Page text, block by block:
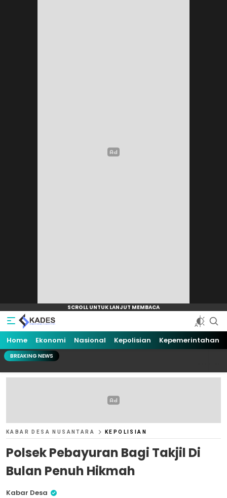
Home Ekonomi Nasional Kepolisian Kepemerintahan
BREAKING NEWS
KABAR DESA NUSANTARA KEPOLISIAN
Polsek Pebayuran Bagi Takjil Di
Bulan Penuh Hikmah
Kabar Desa